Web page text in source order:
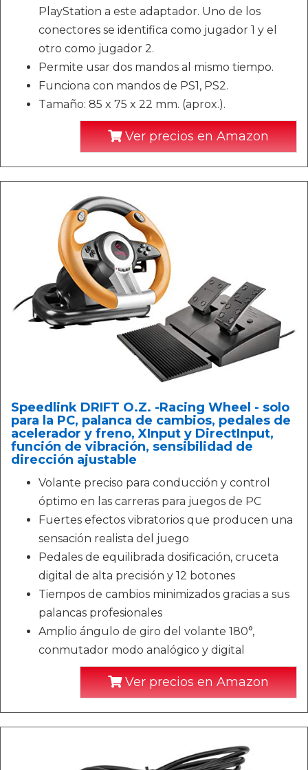
PlayStation a este adaptador. Uno de los
conectores se identifica como jugador 1 y el
otro como jugador 2.
Permite usar dos mandos al mismo tiempo.
Funciona con mandos de PS1, PS2.
Tamaño: 85 x 75 x 22 mm. (aprox.).
Ver precios en Amazon
Speedlink DRIFT O.Z. -Racing Wheel - solo
para la PC, palanca de cambios, pedales de
acelerador y freno, XInput y DirectInput,
función de vibración, sensibilidad de
dirección ajustable
Volante preciso para conducción y control
óptimo en las carreras para juegos de PC
Fuertes efectos vibratorios que producen una
sensación realista del juego
Pedales de equilibrada dosificación, cruceta
digital de alta precisión y 12 botones
Tiempos de cambios minimizados gracias a sus
palancas profesionales
Amplio ángulo de giro del volante 180°,
conmutador modo analógico y digital
Ver precios en Amazon